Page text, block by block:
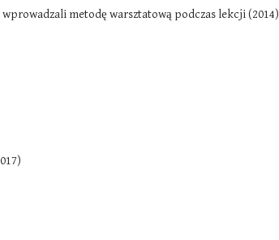
metodę warsztatową podczas lekcji (2014)